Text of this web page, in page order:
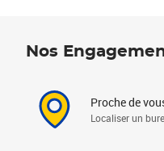
Nos
Proche de
Localiser un